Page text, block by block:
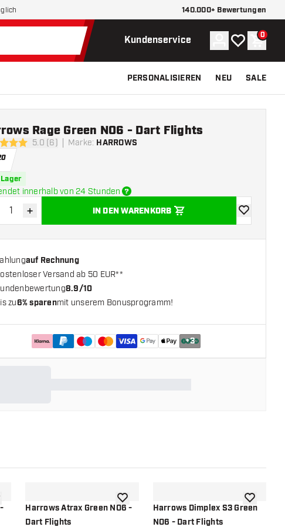
140.000+ Bewertungen
Kundenservice Konto
Meine 0
PERSONALISIEREN NEU SALE
5.0 (6) Marke: HARROWS
Rage Green NO6 - Dart Flights
innerhalb von 24 Stunden
verringern
Menge erhöhen
+ IN DEN WARENKORB
Zur
auf Rechnung
Versand ab 50 EUR**
8.9/10
zu6% sparenmit unserem Bonusprogramm!
+3
Wunschliste hinzufügen
Harrows Atrax Green NO6 -
Dart Flights
Zur Wunschliste hinzufügen
Harrows Dimplex S3 Green
NO6 - Dart Flights
Zur